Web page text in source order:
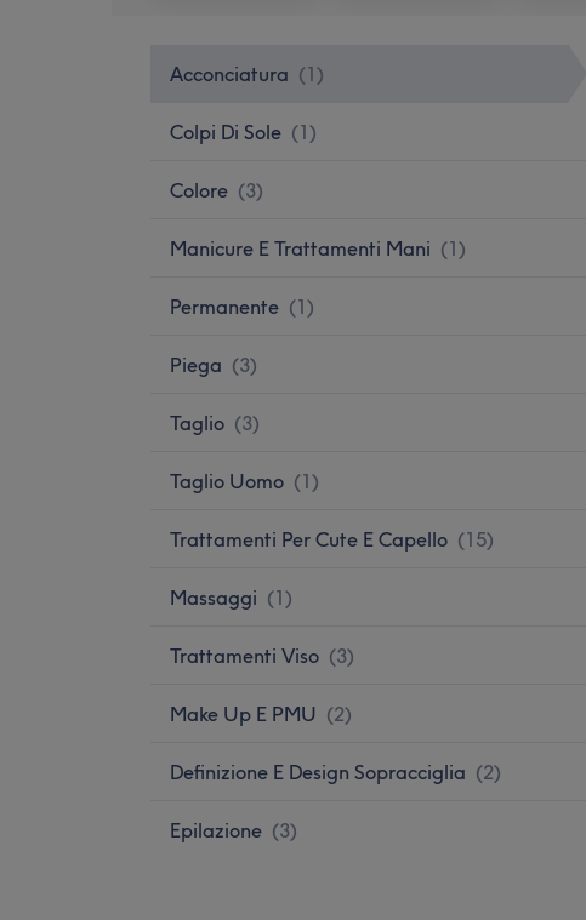
Acconciatura (1 )
Colpi Di Sole (1)
Colore (3)
Manicure E Trattamenti Mani (1)
Permanente (1)
Piega (3)
Taglio (3)
Taglio Uomo (1)
Trattamenti Per Cute E Capello (15)
Massaggi (1)
Trattamenti Viso (3)
Make Up E PMU (2)
Definizione E Design Sopracciglia (2)
Epilazione (3)